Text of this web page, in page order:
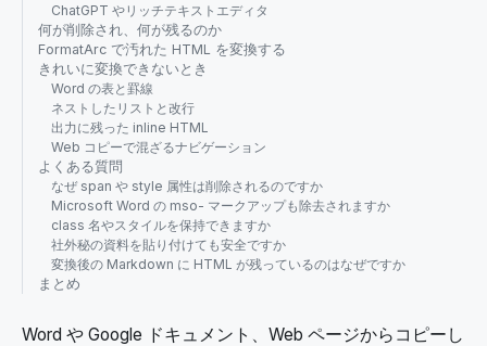
ChatGPT やリッチテキストエディタ
何が削除され、何が残るのか
FormatArc で汚れた HTML を変換する
きれいに変換できないとき
Word の表と罫線
ネストしたリストと改行
出力に残った inline HTML
Web コピーで混ざるナビゲーション
よくある質問
なぜ span や style 属性は削除されるのですか
Microsoft Word の mso- マークアップも除去されますか
class 名やスタイルを保持できますか
社外秘の資料を貼り付けても安全ですか
変換後の Markdown に HTML が残っているのはなぜですか
まとめ
Word や Google ドキュメント、Web ページからコピーし